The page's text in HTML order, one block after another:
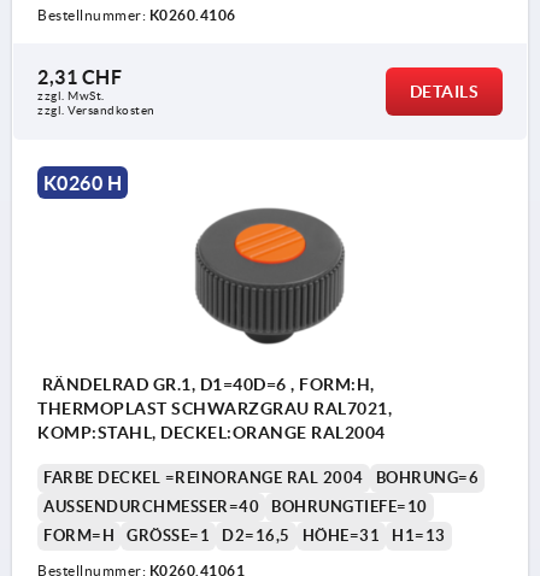
Bestellnummer: K0260.4106
2,31 CHF
zzgl. MwSt.
zzgl. Versandkosten
DETAILS
K0260 H
RÄNDELRAD GR.1, D1=40D=6 , FORM:H,
THERMOPLAST SCHWARZGRAU RAL7021,
KOMP:STAHL, DECKEL:ORANGE RAL2004
FARBE DECKEL =REINORANGE RAL 2004
BOHRUNG=6
AUSSENDURCHMESSER=40
BOHRUNGTIEFE=10
FORM=H
GRÖSSE=1 D2=16,5 HÖHE=31 H1=13
Bestellnummer: K0260.41061